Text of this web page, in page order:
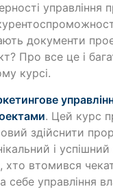
управління
документи
Про все це і
курсі.
. Цей курс
здійснити
і успішний
втомився
себе управління